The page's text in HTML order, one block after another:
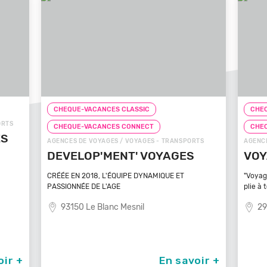
savoir +
CHEQUE-VACANCES CLASSIC
CHEQUE-VACANCES CONNECT
AGENCES DE VOYAGES / VOYAGES - TRANSPORTS
VOYAGEZ VOS REVES
"Voyagez vos rêves - L'agence de voyage qui se
plie à tout
29100 Poullan Sur Mer
En savoir +